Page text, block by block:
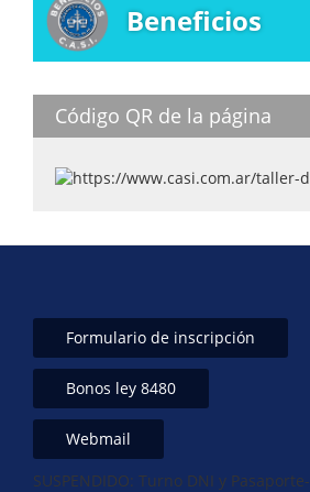
Beneficios
Código QR de la página
Formulario de inscripción
Bonos ley 8480
Webmail
SUSPENDIDO: Turno DNI y Pasaporte-